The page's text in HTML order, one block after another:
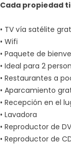
Cada propiedad
• TV vía satélite
• Wifi
• Paquete de
• Ideal para 2
• Restaurantes a
• Aparcamiento
• Recepción en el
• Lavadora
• Reproductor de
• Reproductor de